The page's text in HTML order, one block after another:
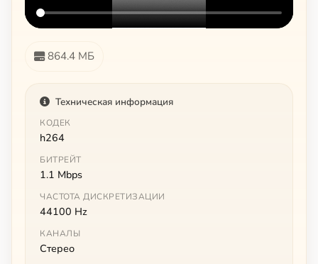
864.4 МБ
Техническая информация
КОДЕК
h264
БИТРЕЙТ
1.1 Mbps
ЧАСТОТА ДИСКРЕТИЗАЦИИ
44100 Hz
КАНАЛЫ
Стерео